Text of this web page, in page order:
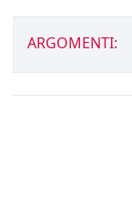
ARGOMENTI: